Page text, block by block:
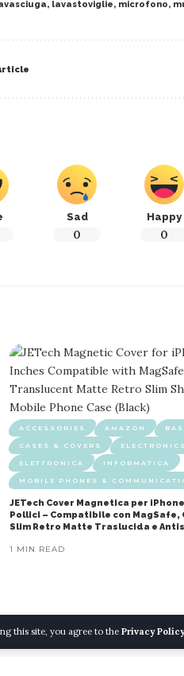
this site, you agree to the Privacy Policy
, lavastoviglie, microfono,
Sad
0
Happy
0
ACCESSORIES AMAZON
CASES & COVERS ELECTRONICS
ELETTRONICA INFORMATICA
MOBILE PHONES &
JETech Cover Magnetica per iPhone
Pollici – Compatibile con MagSafe,
Slim Retro Matte Traslucida e
1 MIN READ